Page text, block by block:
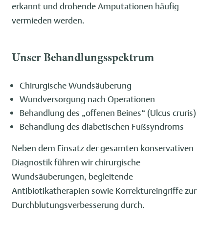
erkannt und drohende Amputationen häufig
vermieden werden.
Unser Behandlungsspektrum
Chirurgische Wundsäuberung
Wundversorgung nach Operationen
Behandlung des „offenen Beines“ (Ulcus cruris)
Behandlung des diabetischen Fußsyndroms
Neben dem Einsatz der gesamten konservativen
Diagnostik führen wir chirurgische
Wundsäuberungen, begleitende
Antibiotikatherapien sowie Korrektureingriffe zur
Durchblutungsverbesserung durch.